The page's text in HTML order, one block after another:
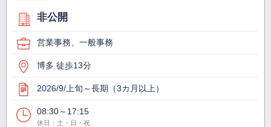
非公開
営業事務、一般事務
博多 徒歩13分
2026/9/上旬～長期（3カ月以上）
08:30～17:15
休日：土・日・祝